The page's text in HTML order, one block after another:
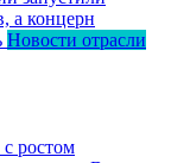
а концерн
Новости отрасли
с ростом